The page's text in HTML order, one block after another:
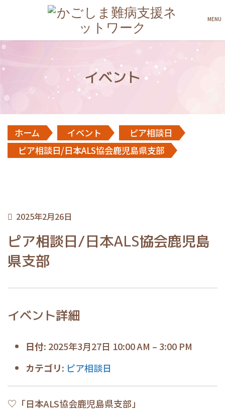
イベント
ホーム イベント
ピア相談日
ピア相談日/日本ALS協会鹿児島県支部
2025年2月26日
ピア相談日/日本ALS協会鹿児島
県支部
イベント詳細
日付: 2025年3月27日 10:00 AM – 3:00 PM
カテゴリ: ピア相談日
♡「日本ALS協会鹿児島県支部」
MENU